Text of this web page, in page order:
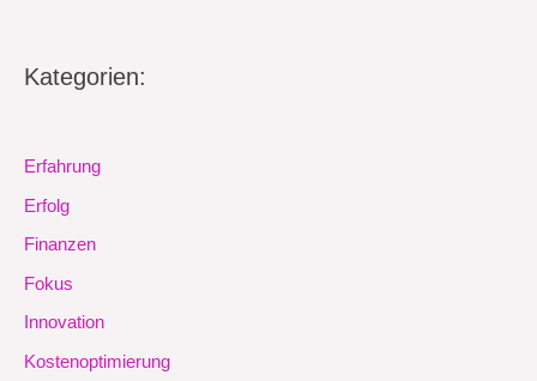
Kategorien:
Erfahrung
Erfolg
Finanzen
Fokus
Innovation
Kostenoptimierung